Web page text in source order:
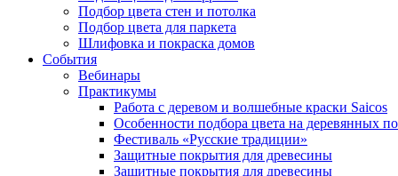
Подбор цвета стен и потолка
Подбор цвета для паркета
Шлифовка и покраска домов
События
Вебинары
Практикумы
Работа с деревом и волшебные краски Saicos
Особенности подбора цвета на деревянных
Фестиваль «Русские традиции»
Защитные покрытия для древесины
Защитные покрытия для древесины